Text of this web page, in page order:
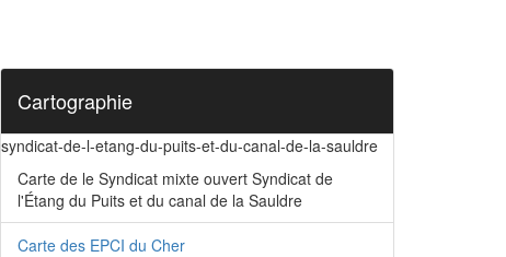
Cartographie
syndicat-de-l-etang-du-puits-et-du-canal-de-la-sauldre
Carte de le Syndicat mixte ouvert Syndicat de
l'Étang du Puits et du canal de la Sauldre
Carte des EPCI du Cher